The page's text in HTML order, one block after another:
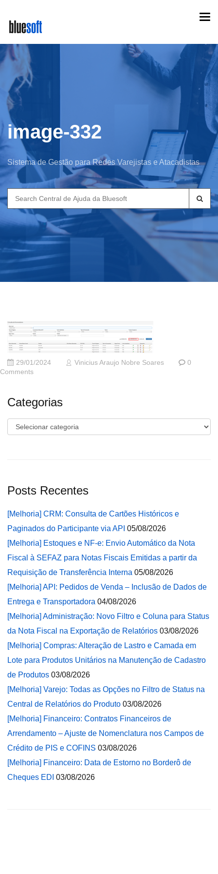
main
content
image-332
Sistema de Gestão para Redes Varejistas e Atacadistas
Search
for:
29/01/2024 Vinicius Araujo Nobre Soares
0
Comments
Categorias
Categorias
Posts Recentes
[Melhoria] CRM: Consulta de Cartões Históricos e
Paginados do Participante via API 05/08/2026
[Melhoria] Estoques e NF-e: Envio Automático da Nota
Fiscal à SEFAZ para Notas Fiscais Emitidas a partir da
Requisição de Transferência Interna 05/08/2026
[Melhoria] API: Pedidos de Venda – Inclusão de Dados de
Entrega e Transportadora 04/08/2026
[Melhoria] Administração: Novo Filtro e Coluna para Status
da Nota Fiscal na Exportação de Relatórios 03/08/2026
[Melhoria] Compras: Alteração de Lastro e Camada em
Lote para Produtos Unitários na Manutenção de Cadastro
de Produtos 03/08/2026
[Melhoria] Varejo: Todas as Opções no Filtro de Status na
Central de Relatórios do Produto 03/08/2026
[Melhoria] Financeiro: Contratos Financeiros de
Arrendamento – Ajuste de Nomenclatura nos Campos de
Crédito de PIS e COFINS 03/08/2026
[Melhoria] Financeiro: Data de Estorno no Borderô de
Cheques EDI 03/08/2026